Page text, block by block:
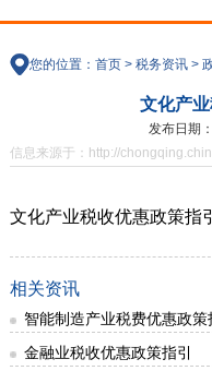
您的位置： 首页> 税务资讯>
文化产业
发布日期
信息来源于：http://
文化产业税收优惠政策指
相关资讯
智能制造产业税费优惠政策
金融业税收优惠政策指引